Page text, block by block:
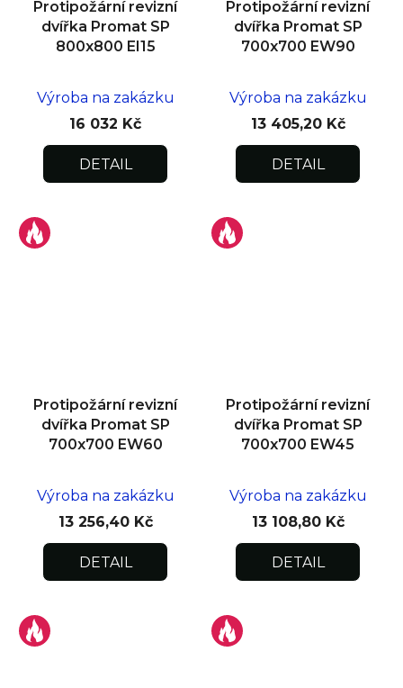
Protipožární revizní
dvířka Promat SP
800x800 EI15
Výroba na zakázku
16 032 Kč
DETAIL
Protipožární revizní
dvířka Promat SP
700x700 EW90
Výroba na zakázku
13 405,20 Kč
DETAIL
Protipožární revizní
dvířka Promat SP
700x700 EW60
Výroba na zakázku
13 256,40 Kč
DETAIL
Protipožární revizní
dvířka Promat SP
700x700 EW45
Výroba na zakázku
13 108,80 Kč
DETAIL